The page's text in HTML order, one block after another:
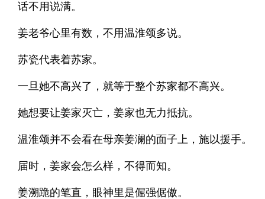
话不用说满。
姜老爷心里有数，不用温淮颂多说。
苏瓷代表着苏家。
一旦她不高兴了，就等于整个苏家都不高兴。
她想要让姜家灭亡，姜家也无力抵抗。
温淮颂并不会看在母亲姜澜的面子上，施以援手。
届时，姜家会怎么样，不得而知。
姜溯跪的笔直，眼神里是倔强倨傲。